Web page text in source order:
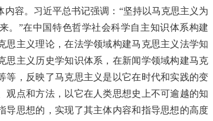
容。习近平总书记强调：“坚持以马克思主义为
。”在中国特色哲学社会科学自主知识体系构建
思主义理论，在法学领域构建马克思主义法学知
思主义历史学知识体系，在新闻学领域构建马克
等，反映了马克思主义是以它在时代和实践的变
观点和方法，以它在人类思想史上不可逾越的知
导思想的，实现了其主体内容和指导思想的高度